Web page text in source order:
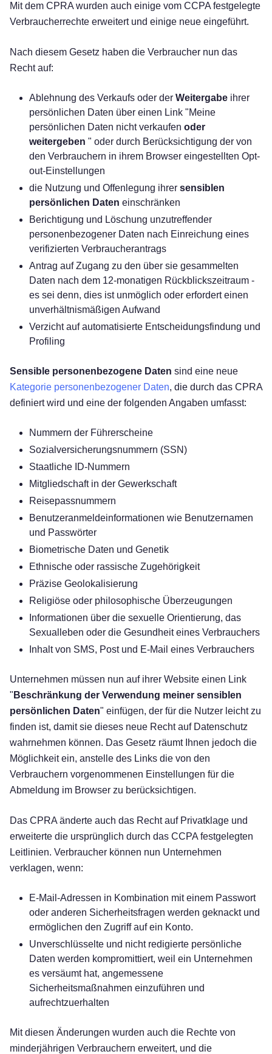
Mit dem CPRA wurden auch einige vom CCPA festgelegte
Verbraucherrechte erweitert und einige neue eingeführt.
Nach diesem Gesetz haben die Verbraucher nun das
Recht auf:
Ablehnung des Verkaufs oder der Weitergabe ihrer
persönlichen Daten über einen Link "Meine
persönlichen Daten nicht verkaufen oder
weitergeben " oder durch Berücksichtigung der von
den Verbrauchern in ihrem Browser eingestellten Opt-
out-Einstellungen
die Nutzung und Offenlegung ihrer sensiblen
persönlichen Daten einschränken
Berichtigung und Löschung unzutreffender
personenbezogener Daten nach Einreichung eines
verifizierten Verbraucherantrags
Antrag auf Zugang zu den über sie gesammelten
Daten nach dem 12-monatigen Rückblickszeitraum -
es sei denn, dies ist unmöglich oder erfordert einen
unverhältnismäßigen Aufwand
Verzicht auf automatisierte Entscheidungsfindung und
Profiling
Sensible personenbezogene Daten sind eine neue
Kategorie personenbezogener Daten, die durch das CPRA
definiert wird und eine der folgenden Angaben umfasst:
Nummern der Führerscheine
Sozialversicherungsnummern (SSN)
Staatliche ID-Nummern
Mitgliedschaft in der Gewerkschaft
Reisepassnummern
Benutzeranmeldeinformationen wie Benutzernamen
und Passwörter
Biometrische Daten und Genetik
Ethnische oder rassische Zugehörigkeit
Präzise Geolokalisierung
Religiöse oder philosophische Überzeugungen
Informationen über die sexuelle Orientierung, das
Sexualleben oder die Gesundheit eines Verbrauchers
Inhalt von SMS, Post und E-Mail eines Verbrauchers
Unternehmen müssen nun auf ihrer Website einen Link
" Beschränkung der Verwendung meiner sensiblen
persönlichen Daten" einfügen, der für die Nutzer leicht zu
finden ist, damit sie dieses neue Recht auf Datenschutz
wahrnehmen können. Das Gesetz räumt Ihnen jedoch die
Möglichkeit ein, anstelle des Links die von den
Verbrauchern vorgenommenen Einstellungen für die
Abmeldung im Browser zu berücksichtigen.
Das CPRA änderte auch das Recht auf Privatklage und
erweiterte die ursprünglich durch das CCPA festgelegten
Leitlinien. Verbraucher können nun Unternehmen
verklagen, wenn:
E-Mail-Adressen in Kombination mit einem Passwort
oder anderen Sicherheitsfragen werden geknackt und
ermöglichen den Zugriff auf ein Konto.
Unverschlüsselte und nicht redigierte persönliche
Daten werden kompromittiert, weil ein Unternehmen
es versäumt hat, angemessene
Sicherheitsmaßnahmen einzuführen und
aufrechtzuerhalten
Mit diesen Änderungen wurden auch die Rechte von
minderjährigen Verbrauchern erweitert, und die